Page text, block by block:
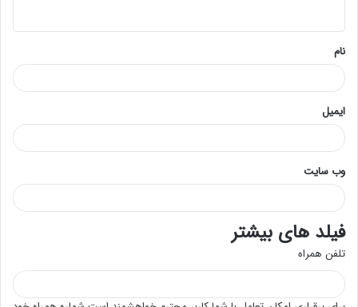
*
نام
ایمیل
وب‌ سایت
فیلد های بیشتر
تلفن همراه